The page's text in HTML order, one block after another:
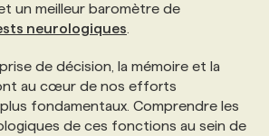
un meilleur baromètre de
neurologiques
de décision, la mémoire et la
au cœur de nos efforts
fondamentaux. Comprendre les
de ces fonctions au sein de